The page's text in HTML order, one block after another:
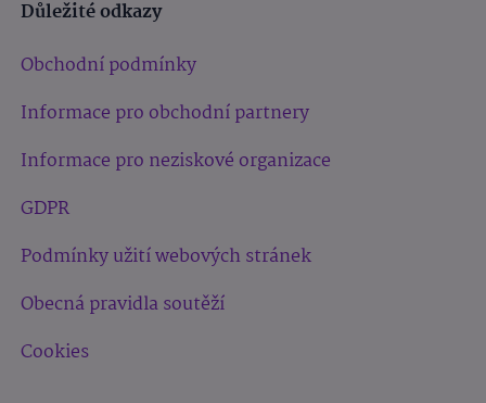
Důležité odkazy
Obchodní podmínky
Informace pro obchodní partnery
Informace pro neziskové organizace
GDPR
Podmínky užití webových stránek
Obecná pravidla soutěží
Cookies